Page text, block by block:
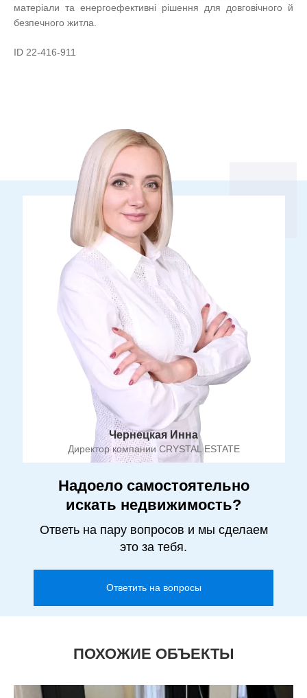
матеріали та енергоефективні рішення для довговічного й
безпечного житла.
ID 22-416-911
Чернецкая Инна
Директор компании CRYSTAL ESTATE
Надоело самостоятельно
искать недвижимость?
Ответь на пару вопросов и мы сделаем
это за тебя.
Ответить на вопросы
ПОХОЖИЕ ОБЪЕКТЫ